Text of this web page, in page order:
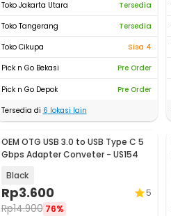
Toko Jakarta Utara
Tersedia
Toko Tangerang
Tersedia
Toko Cikupa
Sisa 4
Pick n Go Bekasi
Pre Order
Pick n Go Depok
Pre Order
Tersedia di 6 lokasi lain
OEM OTG USB 3.0 to USB Type C 5
Gbps Adapter Conveter - US154
Black
Rp3.600
Rp14.900 76%
5